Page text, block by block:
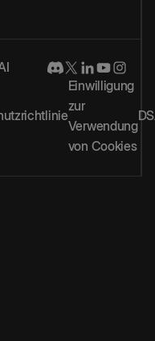
Einwilligung
zur
Verwendung
von Cookies